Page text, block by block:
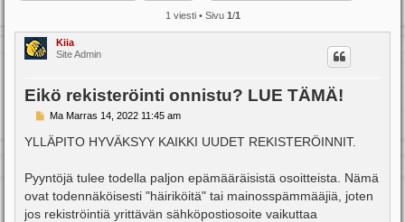
1 viesti • Sivu 1/1
Kiia
Site Admin
Eikö rekisteröinti onnistu? LUE TÄMÄ!
V
e
Ma Marras 14, 2022 11:45 am
YLLÄPITO HYVÄKSYY KAIKKI UUDET REKISTERÖINNIT.
Pyyntöjä tulee todella paljon epämääräisistä osoitteista. Nämä
ovat todennäköisesti "häiriköitä" tai mainosspämmääjiä, joten
jos rekiströintiä yrittävän sähköpostiosoite vaikuttaa